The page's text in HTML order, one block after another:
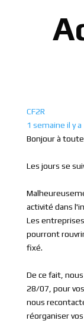
CF2R
1 semaine il y a
Bonjour à
Les jours se
activité dans
Les
pourront
fixé.
De ce fait,
28/07, pour
nous
réorganiser